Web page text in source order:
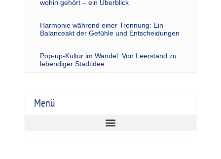
wohin gehört – ein Überblick
Harmonie während einer Trennung: Ein
Balanceakt der Gefühle und Entscheidungen
Pop-up-Kultur im Wandel: Von Leerstand zu
lebendiger Stadtidee
Menü